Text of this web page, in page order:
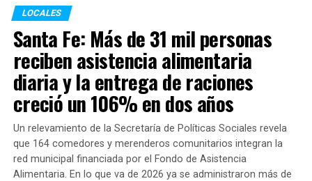
Además, el avance del fuego llegó a terrenos donde
viven familias isleñas, arrasando con sus ranchos y
estructuras, y ante esto, kayakistas rosarinos se
autoconvocaron para combatir el fuego con baldes de
agua.
Finalizada la actividad, los ambientalistas que reclaman
una ley que proteja los humedales, resolvieron retomar
el corte del puente Rosario-Victoria durante algunas
horas, donde realizaron una asamblea abierta durante la
protesta.
LOCALES
Santa Fe: Más de 31 mil personas
reciben asistencia alimentaria
diaria y la entrega de raciones
creció un 106% en dos años
Un relevamiento de la Secretaría de Políticas Sociales revela
que 164 comedores y merenderos comunitarios integran la
red municipal financiada por el Fondo de Asistencia
Alimentaria. En lo que va de 2026 ya se administraron más de